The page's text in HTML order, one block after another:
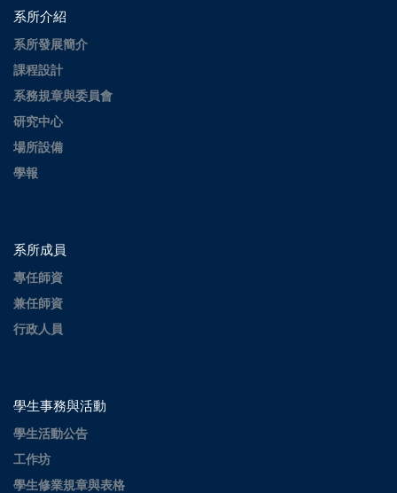
系所介紹
系所發展簡介
課程設計
系務規章與委員會
研究中心
場所設備
學報
系所成員
專任師資
兼任師資
行政人員
學生事務與活動
學生活動公告
工作坊
學生修業規章與表格